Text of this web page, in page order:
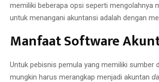
memiliki beberapa opsi seperti mengolahnya
untuk menangani akuntansi adalah dengan
Manfaat Software
Untuk pebisnis pemula yang memiliki sumber
mungkin harus merangkap menjadi akuntan